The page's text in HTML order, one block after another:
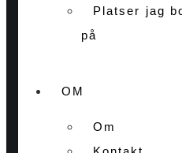
Platser jag
på
OM
Om